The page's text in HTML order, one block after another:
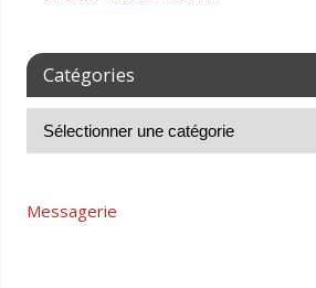
Catégories
Messagerie